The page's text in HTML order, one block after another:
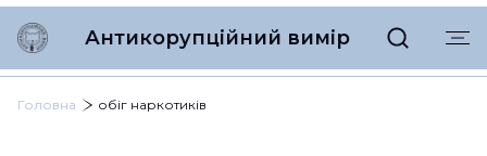
Антикорупційний вимір
Головна обіг наркотиків